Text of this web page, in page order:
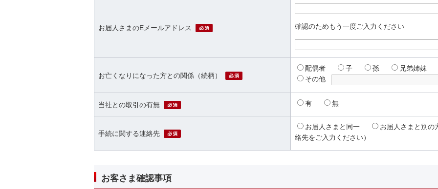
お届人さまのEメールアドレス 確認のためもう一度ご入力ください
お亡くなりになった方との関係（続柄）
配偶者 子 孫
兄弟姉妹
その他
当社との取引の有無 有 無
手続に関する連絡先
お届人さまと同一
お届人さまと別の
絡先をご入力ください）
お客さま確認事項